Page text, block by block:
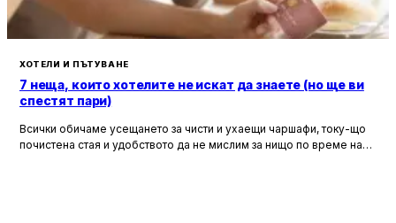
ХОТЕЛИ И ПЪТУВАНЕ
7 неща, които хотелите не искат да знаете (но ще ви
спестят пари)
Всички обичаме усещането за чисти и ухаещи чаршафи, току-що
почистена стая и удобството да не мислим за нищо по време на